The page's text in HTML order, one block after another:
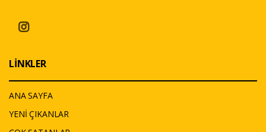
LİNKLER
ANA SAYFA
YENİ ÇIKANLAR